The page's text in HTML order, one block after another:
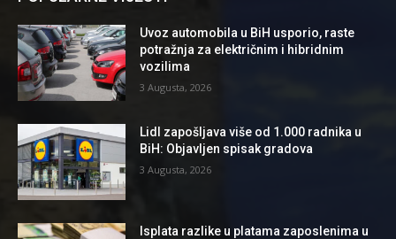
Uvoz automobila u BiH usporio, raste
potražnja za električnim i hibridnim
vozilima
3 Augusta, 2026
Lidl zapošljava više od 1.000 radnika u
BiH: Objavljen spisak gradova
3 Augusta, 2026
Isplata razlike u platama zaposlenima u